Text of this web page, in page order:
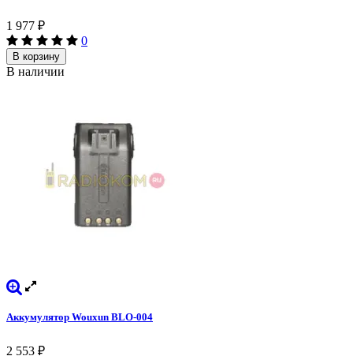
1 977 ₽
0
В корзину
В наличии
Аккумулятор Wouxun BLO-004
2 553 ₽